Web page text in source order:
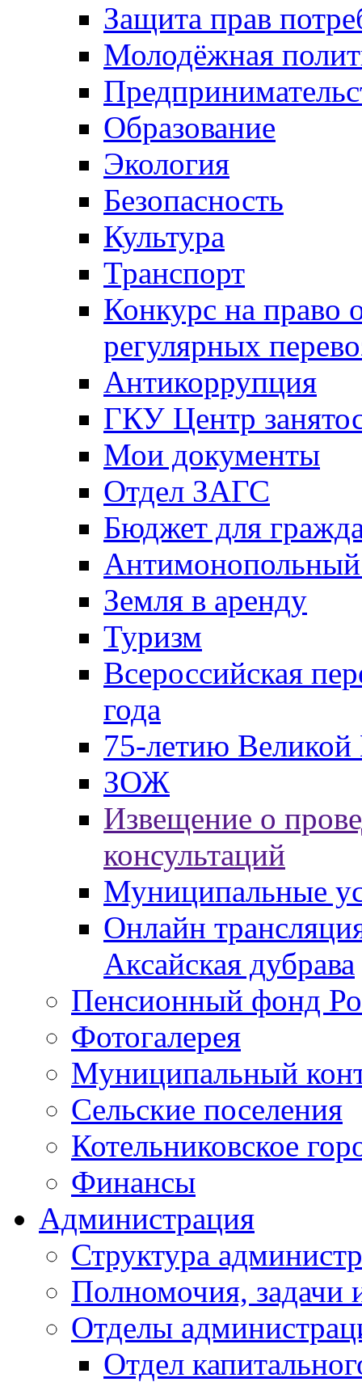
Защита прав
Молодёжная
Образование
Экология
Безопасность
Культура
Транспорт
Конкурс на право
регулярных
Антикоррупция
ГКУ Центр
Мои документы
Отдел ЗАГС
Бюджет для
Антимонопольный
Земля в аренду
Туризм
Всероссийская
года
75-летию
ЗОЖ
Извещение о
консультаций
Муниципальные
Онлайн
Аксайская дубрава
Пенсионный фонд
Фотогалерея
Муниципальный
Сельские поселения
Котельниковское
Финансы
Администрация
Структура
Полномочия, задачи
Отделы
Отдел